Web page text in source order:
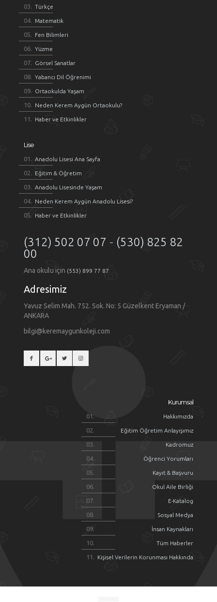
Türkçe
Matematik
Fen Bilimleri
Yüzme
Görsel Sanatlar
Yabancı Dil Öğrenimi
Ortaokulda Yaşam
Neden Kerem Aygün Ortaokulu?
Haber ve Etkinlikler
Lise
Anadolu Lisesi Ana Sayfa
Eğitim & Öğretim
Anadolu Lisesinde Yaşam
Neden Kerem Aygün Anadolu Lisesi?
Haber ve Etkinlikler
(312) 502 07 07 - (530) 825 82
00
Ana okulu için (553) 899 77 87
Adresimiz
Yavuz Selim Mah. 752. Sok. No: 5 Güzelkent Eryaman /
ANKARA
bilgi@keremaygunkoleji.com
Kurumsal
Hakkımızda
Eğitim Öğretim Anlayışımız
Kadromuz
Öğrenci Yorumları
Kayıt & Başvuru
Okul Aile Birliği
E-Katalog
Sosyal Medya
İnsan Kaynakları
Tüm Haberler
Kişisel Verilerin Korunması Hakkında